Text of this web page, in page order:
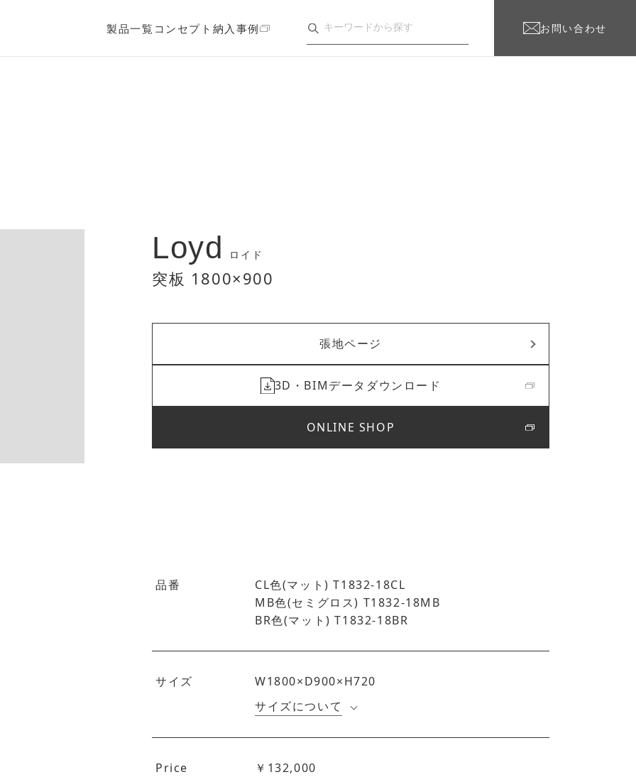
製品一覧 コンセプト 納入事例 お問い合わせ
Loyd ロイド
突板 1800×900
張地ページ
3D・BIMデータダウンロード
ONLINE SHOP
品番
CL色(マット) T1832-18CL
MB色(セミグロス) T1832-18MB
BR色(マット) T1832-18BR
サイズ
W1800×D900×H720
サイズについて
Price ￥132,000